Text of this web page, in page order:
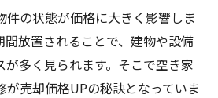
件の状態が価格に大きく影響しま
間放置されることで、建物や設備
が多く見られます。そこで空き家
が売却価格UPの秘訣となっていま